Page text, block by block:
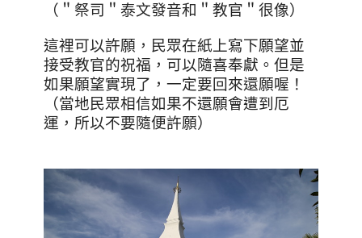
（＂祭司＂泰文發音和＂教官＂很像）
這裡可以許願，民眾在紙上寫下願望並
接受教官的祝福，可以隨喜奉獻。但是
如果願望實現了，一定要回來還願喔！
（當地民眾相信如果不還願會遭到厄
運，所以不要隨便許願）